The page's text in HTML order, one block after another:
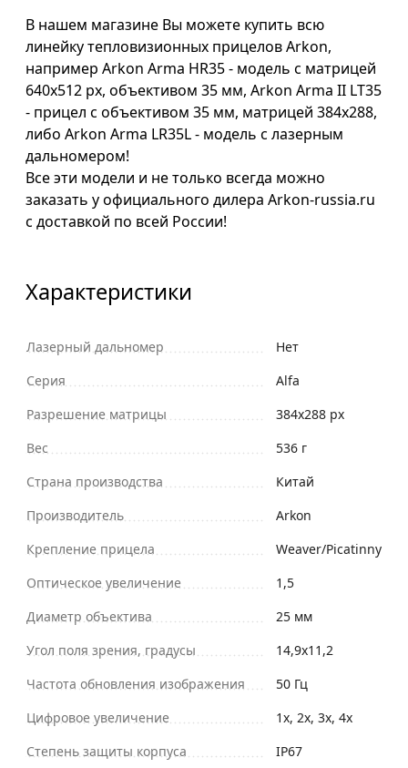
В нашем магазине Вы можете купить всю
линейку тепловизионных прицелов Arkon,
например Arkon Arma HR35 - модель с матрицей
640x512 px, объективом 35 мм, Arkon Arma II LT35
- прицел с объективом 35 мм, матрицей 384х288,
либо Arkon Arma LR35L - модель с лазерным
дальномером!
Все эти модели и не только всегда можно
заказать у официального дилера Arkon-russia.ru
с доставкой по всей России!
Характеристики
Лазерный дальномер
Нет
Серия
Alfa
Разрешение матрицы
384x288 px
Вес
536 г
Страна производства
Китай
Производитель
Arkon
Крепление прицела
Weaver/Picatinny
Оптическое увеличение
1,5
Диаметр объектива
25 мм
Угол поля зрения, градусы
14,9x11,2
Частота обновления изображения
50 Гц
Цифровое увеличение
1x, 2x, 3x, 4x
Степень защиты корпуса
IP67